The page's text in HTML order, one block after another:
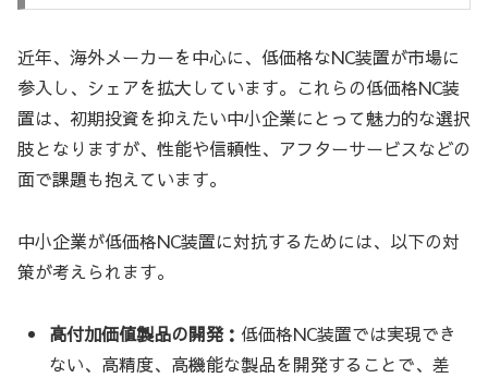
近年、海外メーカーを中心に、低価格なNC装置が市場に
参入し、シェアを拡大しています。これらの低価格NC装
置は、初期投資を抑えたい中小企業にとって魅力的な選択
肢となりますが、性能や信頼性、アフターサービスなどの
面で課題も抱えています。
中小企業が低価格NC装置に対抗するためには、以下の対
策が考えられます。
高付加価値製品の開発： 低価格NC装置では実現でき
ない、高精度、高機能な製品を開発することで、差